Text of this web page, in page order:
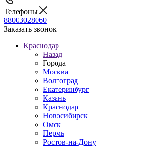
Телефоны
88003028060
Заказать звонок
Краснодар
Назад
Города
Москва
Волгоград
Екатеринбург
Казань
Краснодар
Новосибирск
Омск
Пермь
Ростов-на-Дону